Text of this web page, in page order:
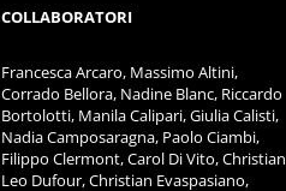
COLLABORATORI
Francesca Arcaro, Massimo Altini,
Corrado Bellora, Nadine Blanc, Riccardo
Bortolotti, Manila Calipari, Giulia Calisti,
Nadia Camposaragna, Paolo Ciambi,
Filippo Clermont, Carol Di Vito, Christian
Leo Dufour, Christian Evaspasiano,